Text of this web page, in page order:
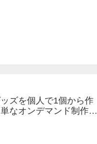
ズを個人で1個から作
なオンデマンド制作の